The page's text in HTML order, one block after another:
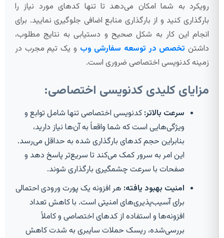
رویکرد به شما امکان می‌دهد تا تنها کدهای مورد نیاز را
بارگذاری کنید و از بارگذاری منابع اضافی جلوگیری نمایید. برای
انجام این کار به شکل صحیح و دستیابی به نتایج مطلوب،
داشتن تخصص در توسعه سفارشی وب و یک تیم مجرب در
زمینه کدنویسی اختصاصی ضروری است.
مزایای کلیدی کدنویسی اختصاصی:
سرعت بالاتر: کدنویسی اختصاصی تنها شامل توابع و
ویژگی‌هایی است که شما واقعاً به آن‌ها نیاز دارید،
بنابراین حجم کدهای بارگذاری شده به حداقل می‌رسد.
این امر به سرور کمک می‌کند تا سریع‌تر پاسخ دهد و
صفحات با سرعت چشمگیری بارگذاری شوند.
امنیت بهبود یافته: هر افزونه یک پورت ورودی احتمالی
برای آسیب‌پذیری‌های امنیتی است. با کاهش تعداد
افزونه‌ها و استفاده از کدهای اختصاصی و کاملاً
بررسی‌شده، ریسک حملات سایبری به شدت کاهش